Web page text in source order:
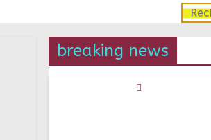
breaking news